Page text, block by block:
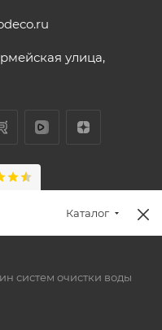
улица,
систем очистки воды
Каталог